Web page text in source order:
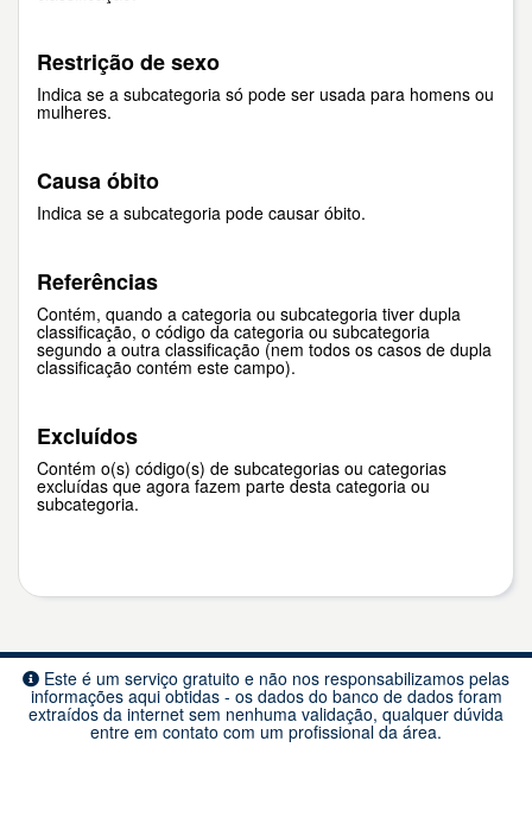
Restrição de sexo
Indica se a subcategoria só pode ser usada para homens ou
mulheres.
Causa óbito
Indica se a subcategoria pode causar óbito.
Referências
Contém, quando a categoria ou subcategoria tiver dupla
classificação, o código da categoria ou subcategoria
segundo a outra classificação (nem todos os casos de dupla
classificação contém este campo).
Excluídos
Contém o(s) código(s) de subcategorias ou categorias
excluídas que agora fazem parte desta categoria ou
subcategoria.
Este é um serviço gratuito e não nos responsabilizamos pelas
informações aqui obtidas - os dados do banco de dados foram
extraídos da internet sem nenhuma validação, qualquer dúvida
entre em contato com um profissional da área.